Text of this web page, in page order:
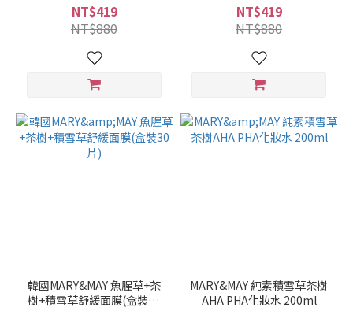
NT$419
NT$880
NT$419
NT$880
韓國MARY&MAY 魚腥草+茶
樹+積雪草舒緩面膜(盒裝30
MARY&MAY 純素積雪草茶樹
AHA PHA化妝水 200ml